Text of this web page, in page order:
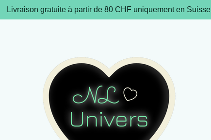
Livraison gratuite à partir de 80 CHF uniquement en Suisse